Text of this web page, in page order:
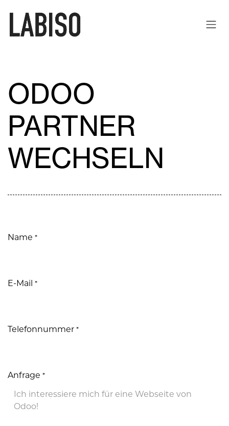
ODOO
PARTNER
WECHSELN
Name *
E-Mail *
Telefonnummer *
Anfrage *